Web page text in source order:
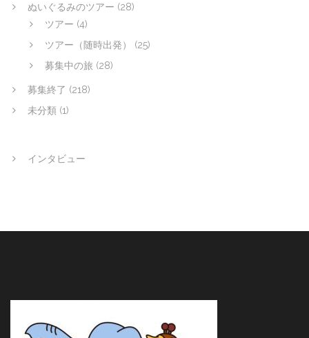
ぬいぐるみのツアー (28)
ツアー (4)
ツアー（随時出発）
(25)
募集中の旅 (28)
募集終了 (218)
未分類 (1)
インタビュー